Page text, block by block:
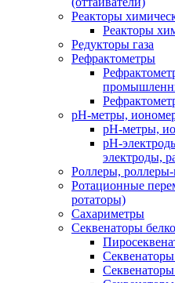
Реакторы
Реакторы
Редукторы газа
Рефрактометры
рН-метры,
рН-метры,
рН-
электроды,
Роллеры,
Ротационные
ротаторы)
Сахариметры
Секвенаторы
Секвенаторы